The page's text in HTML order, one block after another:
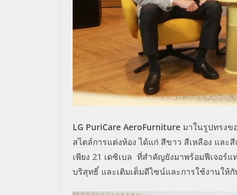
LG PuriCare AeroFurniture มาในรูปทรงข
สไตล์การแต่งห้อง ได้แก่ สีขาว สีเหลือง และ
เพียง 21 เดซิเบล ที่สำคัญยังมาพร้อมฟีเจอร์แ
บริสุทธิ์ และเติมเต็มดีไซน์และการใช้งานให้